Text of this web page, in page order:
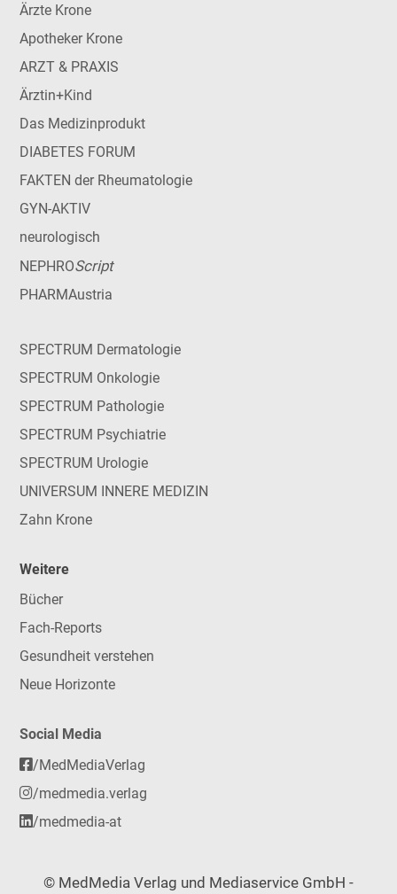
Ärzte Krone
Apotheker Krone
ARZT & PRAXIS
Ärztin+Kind
Das Medizinprodukt
DIABETES FORUM
FAKTEN der Rheumatologie
GYN-AKTIV
neurologisch
NEPHROScript
PHARMAustria
SPECTRUM Dermatologie
SPECTRUM Onkologie
SPECTRUM Pathologie
SPECTRUM Psychiatrie
SPECTRUM Urologie
UNIVERSUM INNERE MEDIZIN
Zahn Krone
Weitere
Bücher
Fach-Reports
Gesundheit verstehen
Neue Horizonte
Social Media
/MedMediaVerlag
/medmedia.verlag
/medmedia-at
© MedMedia Verlag und Mediaservice GmbH -